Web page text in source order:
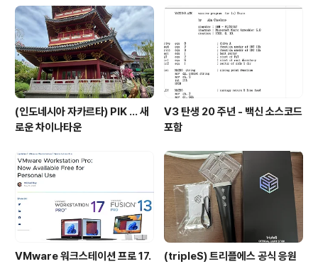
(인도네시아 자카르타) PIK ... 새
로운 차이나타운
V3 탄생 20 주년 - 백신 소스코드
포함
VMware 워크스테이션 프로 17.
(tripleS) 트리플에스 공식 응원